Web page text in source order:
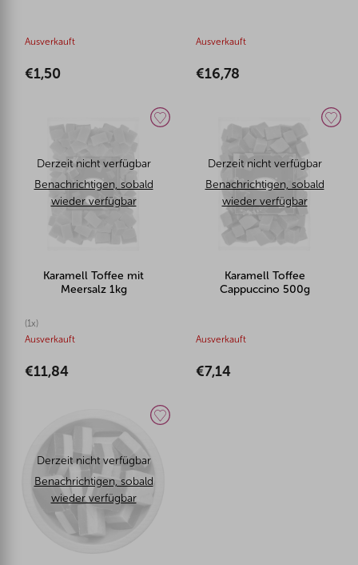
Ausverkauft
€1,50
Ausverkauft
€16,78
Derzeit nicht verfügbar
Benachrichtigen, sobald
wieder verfügbar
Karamell Toffee mit
Meersalz 1kg
(1x)
Ausverkauft
€11,84
Derzeit nicht verfügbar
Benachrichtigen, sobald
wieder verfügbar
Karamell Toffee
Cappuccino 500g
Ausverkauft
€7,14
Derzeit nicht verfügbar
Benachrichtigen, sobald
wieder verfügbar